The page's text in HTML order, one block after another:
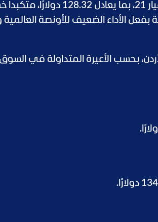
وسجل سعر الذهب في الأردن اليوم نحو 91 دينارًا للغرام من عيار 21، بما يعادل
الماضية بفعل الأداء الضعيف للأونصة
بحسب الأعيرة المتداولة في السوق